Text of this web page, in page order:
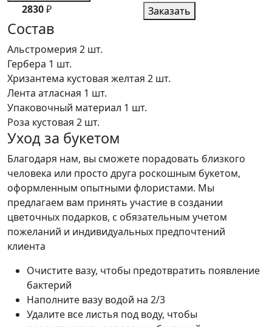
2830₽ Заказать
Состав
Альстромерия 2 шт.
Гербера 1 шт.
Хризантема кустовая желтая 2 шт.
Лента атласная 1 шт.
Упаковочный материал 1 шт.
Роза кустовая 2 шт.
Уход за букетом
Благодаря нам, вы сможете порадовать близкого
человека или просто друга роскошным букетом,
оформленным опытными флористами. Мы
предлагаем вам принять участие в создании
цветочных подарков, с обязательным учетом
пожеланий и индивидуальных предпочтений
клиента
Очистите вазу, чтобы предотвратить появление
бактерий
Наполните вазу водой на 2/3
Удалите все листья под воду, чтобы